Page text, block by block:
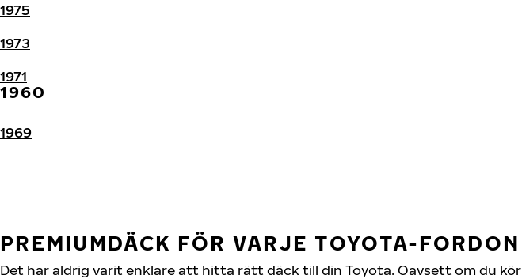
1975
1973
1971
1960
1969
PREMIUMDÄCK FÖR VARJE TOYOTA-FORDON
Det har aldrig varit enklare att hitta rätt däck till din Toyota. Oavsett om du kör